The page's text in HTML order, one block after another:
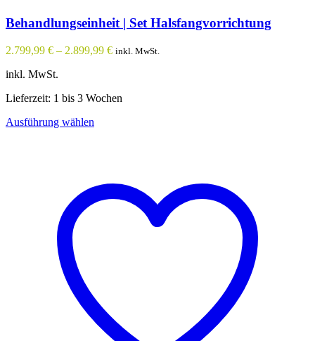
Behandlungseinheit | Set Halsfangvorrichtung
2.799,99 € – 2.899,99 € inkl. MwSt.
inkl. MwSt.
Lieferzeit: 1 bis 3 Wochen
Ausführung wählen
auf.
Die